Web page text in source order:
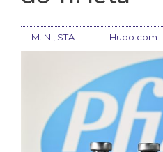
M. N., STA Hudo.com